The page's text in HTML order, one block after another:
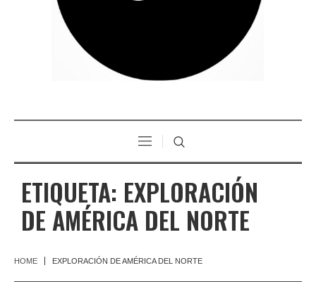
ETIQUETA: EXPLORACIÓN
DE AMÉRICA DEL NORTE
HOME EXPLORACIÓN DE AMÉRICA DEL NORTE